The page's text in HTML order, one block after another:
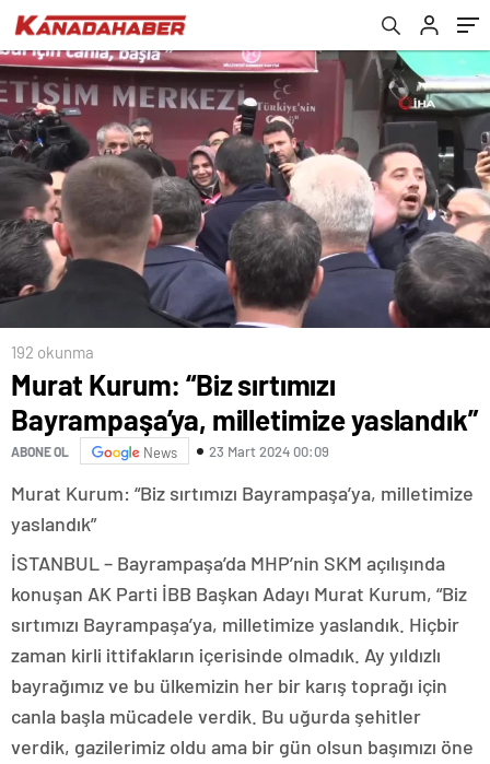
192 okunma
Murat Kurum: “Biz sırtımızı
Bayrampaşa’ya, milletimize yaslandık”
ABONE OL News 23 Mart 2024 00:09
Murat Kurum: “Biz sırtımızı Bayrampaşa’ya, milletimize
yaslandık”
İSTANBUL – Bayrampaşa’da MHP’nin SKM açılışında
konuşan AK Parti İBB Başkan Adayı Murat Kurum, “Biz
sırtımızı Bayrampaşa’ya, milletimize yaslandık. Hiçbir
zaman kirli ittifakların içerisinde olmadık. Ay yıldızlı
bayrağımız ve bu ülkemizin her bir karış toprağı için
canla başla mücadele verdik. Bu uğurda şehitler
verdik, gazilerimiz oldu ama bir gün olsun başımızı öne